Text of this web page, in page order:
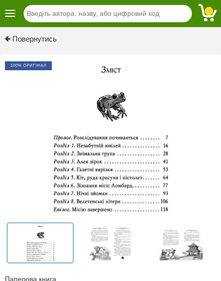
Повернутись
100% ОРИГІНАЛ
Паперова книга